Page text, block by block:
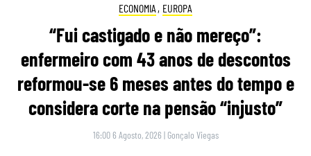
ECONOMIA , EUROPA
“Fui castigado e não mereço”:
enfermeiro com 43 anos de descontos
reformou-se 6 meses antes do tempo e
considera corte na pensão “injusto”
16:00 6 Agosto, 2026 | Gonçalo Viegas